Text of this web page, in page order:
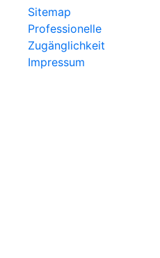
Sitemap
Professionelle
Zugänglichkeit
Impressum